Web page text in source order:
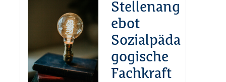
Stellenang
ebot
Sozialpäda
gogische
Fachkraft